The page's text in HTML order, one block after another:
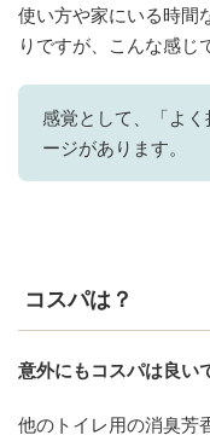
使い方や家にいる時間
りですが、こんな感じ
感覚として、「よ
ージがあります。
コスパは？
意外にもコスパは良い
他のトイレ用の消臭芳